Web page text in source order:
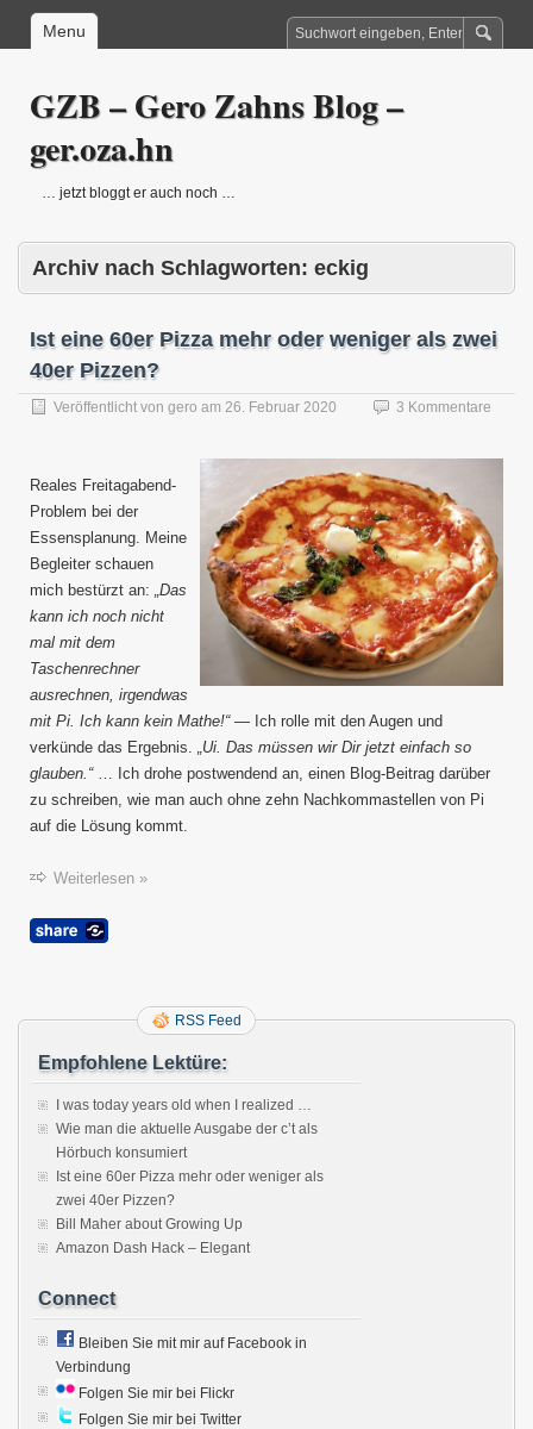
Menu
GZB – Gero Zahns Blog –
ger.oza.hn
… jetzt bloggt er auch noch …
Archiv nach Schlagworten: eckig
Ist eine 60er Pizza mehr oder weniger als zwei
40er Pizzen?
Veröffentlicht von gero am 26. Februar 2020 3 Kommentare
Reales Freitagabend-
Problem bei der
Essensplanung. Meine
Begleiter schauen
mich bestürzt an: „Das
kann ich noch nicht
mal mit dem
Taschenrechner
ausrechnen, irgendwas
mit Pi. Ich kann kein Mathe!“— Ich rolle mit den Augen und
verkünde das Ergebnis. „Ui. Das müssen wir Dir jetzt einfach so
glauben.“… Ich drohe postwendend an, einen Blog-Beitrag darüber
zu schreiben, wie man auch ohne zehn Nachkommastellen von Pi
auf die Lösung kommt.
Weiterlesen »
RSS Feed
Empfohlene Lektüre:
I was today years old when I realized …
Wie man die aktuelle Ausgabe der c’t als
Hörbuch konsumiert
Ist eine 60er Pizza mehr oder weniger als
zwei 40er Pizzen?
Bill Maher about Growing Up
Amazon Dash Hack – Elegant
Connect
Bleiben Sie mit mir auf Facebook in
Verbindung
Folgen Sie mir bei Flickr
Folgen Sie mir bei Twitter